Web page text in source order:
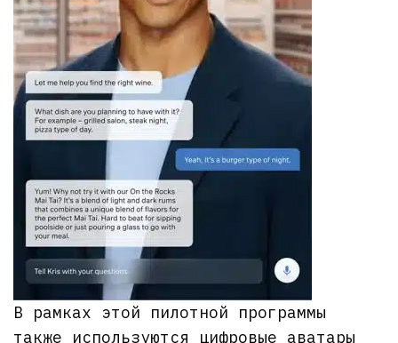
В рамках этой пилотной программы
также используются цифровые аватары